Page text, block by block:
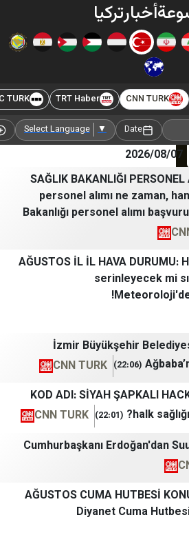
تركيا
TRT Haber
BBC TURK
Select Language
Add Source
SAĞLIK
personel alımı
Bakanlığı
7 AĞUSTOS İL İL
İzmir
CNN TURK
KOD ADI: SİYAH
(22:01)
CNN TURK
Cumhurbaşkanı
7 AĞUSTOS CUMA
Diyanet